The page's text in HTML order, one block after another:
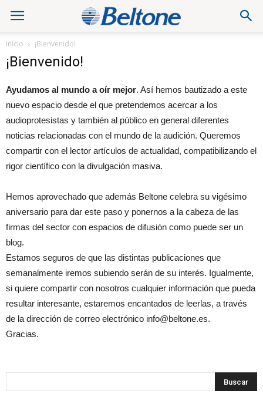
Inicio ¡Bienvenido!
¡Bienvenido!
Ayudamos al mundo a oír mejor. Así hemos bautizado a este
nuevo espacio desde el que pretendemos acercar a los
audioprotesistas y también al público en general diferentes
noticias relacionadas con el mundo de la audición. Queremos
compartir con el lector artículos de actualidad, compatibilizando el
rigor científico con la divulgación masiva.
Hemos aprovechado que además Beltone celebra su vigésimo
aniversario para dar este paso y ponernos a la cabeza de las
firmas del sector con espacios de difusión como puede ser un
blog.
Estamos seguros de que las distintas publicaciones que
semanalmente iremos subiendo serán de su interés. Igualmente,
si quiere compartir con nosotros cualquier información que pueda
resultar interesante, estaremos encantados de leerlas, a través
de la dirección de correo electrónico info@beltone.es.
Gracias.